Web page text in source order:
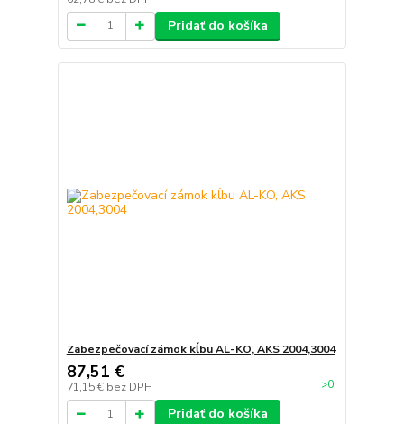
Pridať do košíka
Zabezpečovací zámok kĺbu AL-KO, AKS 2004,3004
87,51 €
71,15 € bez DPH >0
Pridať do košíka